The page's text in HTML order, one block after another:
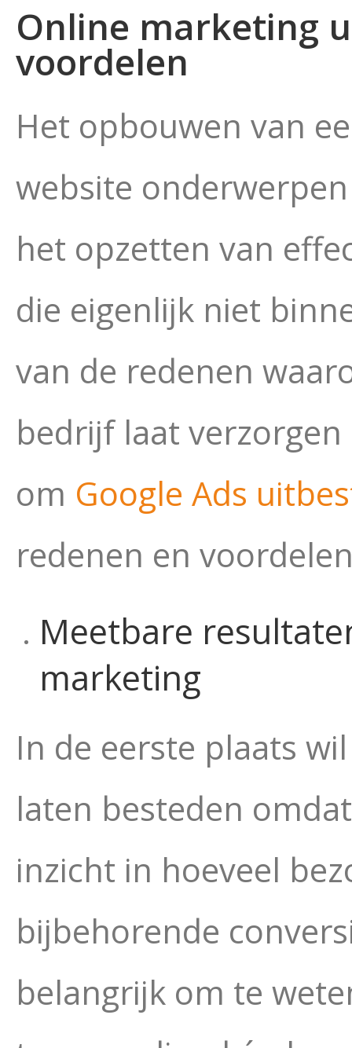
Online marketing
voordelen
Het opbouwen van
website
het opzetten van
die eigenlijk niet
van de redenen
bedrijf laat
om Google Ads
redenen en
Meetbare
marketing
In de eerste plaats
laten besteden
inzicht in hoeveel
bijbehorende
belangrijk om te